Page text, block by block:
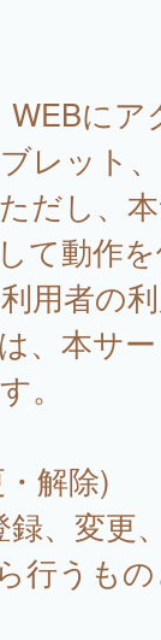
にア
レット
だし、
て動作
用者の
、本サ
。
解除)
、変更
行うも